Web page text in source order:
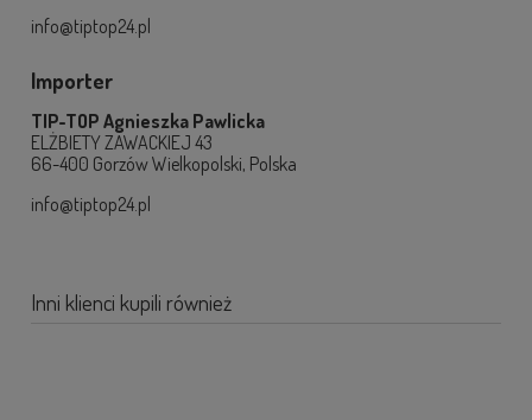
info@tiptop24.pl
Importer
TIP-TOP Agnieszka Pawlicka
ELŻBIETY ZAWACKIEJ 43
66-400 Gorzów Wielkopolski, Polska
info@tiptop24.pl
Inni klienci kupili również